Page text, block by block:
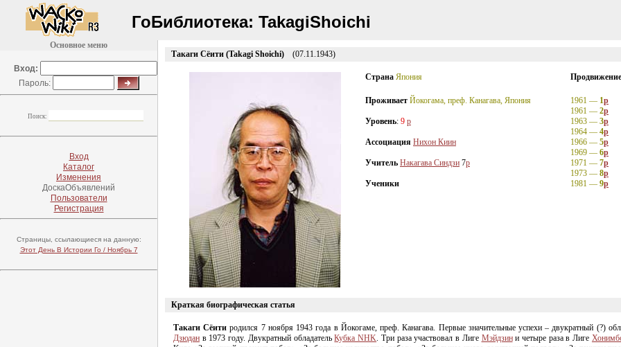
ГоБиблиотека: TakagiShoichi
Основное меню
Вход:
Пароль:
Поиск:
Вход
Каталог
Изменения
ДоскаОбъявлений
Пользователи
Регистрация
Страницы, ссылающиеся на данную:
Этот День В Истории Го / Ноябрь 7
Такаги Сёити (Takagi Shoichi) (07.11.1943)
Страна Япония
Проживает Йокогама, преф. Канагава, Япония
Уровень: 9 p
Ассоциация Нихон Киин
Учитель Накагава Синдзи 7p
Ученики
Продвижение
1961 — 1p
1961 — 2p
1963 — 3p
1964 — 4p
1966 — 5p
1969 — 6p
1971 — 7p
1973 — 8p
1981 — 9p
Краткая биографическая статья
Такаги Сёити родился 7 ноября 1943 года в Йокогаме, преф. Канагава. Первые значительные успехи – двукратный (?)
Дзюдан в 1973 году. Двукратный обладательКубка NHK. Три раза участвовал в Лиге Мэйдзини четыре раза в Лиге